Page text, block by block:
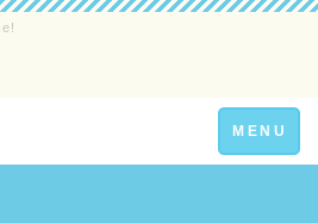
Toggle
navigation
MENU